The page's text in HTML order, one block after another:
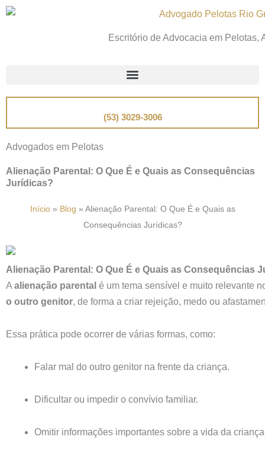
Escritório de Advocacia em Pelotas,
(53) 3029-3006
Advogados em Pelotas
Alienação Parental: O Que É e Quais as Consequências
Jurídicas?
Início» Blog » Alienação Parental: O Que É e Quais as
Consequências Jurídicas?
Alienação Parental: O Que É e Quais as Consequências
A alienação parental é um tema sensível e muito relevante
o outro genitor, de forma a criar rejeição, medo ou
Essa prática pode ocorrer de várias formas, como:
Falar mal do outro genitor na frente da criança.
Dificultar ou impedir o convívio familiar.
Omitir informações importantes sobre a vida da